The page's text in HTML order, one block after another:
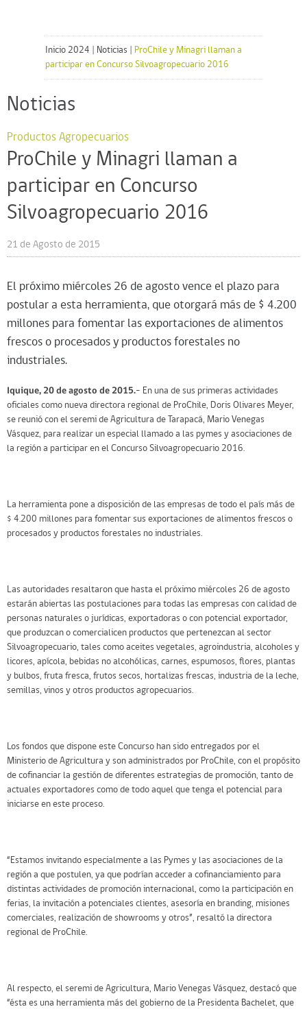
Inicio 2024 Noticias
ProChile y Minagri llaman a
participar en Concurso Silvoagropecuario 2016
Noticias
Productos Agropecuarios
ProChile y Minagri llaman a
participar en Concurso
Silvoagropecuario 2016
21 de Agosto de 2015
El próximo miércoles 26 de agosto vence el plazo para
postular a esta herramienta, que otorgará más de $ 4.200
millones para fomentar las exportaciones de alimentos
frescos o procesados y productos forestales no
industriales.
Iquique, 20 de agosto de 2015.– En una de sus primeras actividades
oficiales como nueva directora regional de ProChile, Doris Olivares Meyer,
se reunió con el seremi de Agricultura de Tarapacá, Mario Venegas
Vásquez, para realizar un especial llamado a las pymes y asociaciones de
la región a participar en el Concurso Silvoagropecuario 2016.
La herramienta pone a disposición de las empresas de todo el país más de
$ 4.200 millones para fomentar sus exportaciones de alimentos frescos o
procesados y productos forestales no industriales.
Las autoridades resaltaron que hasta el próximo miércoles 26 de agosto
estarán abiertas las postulaciones para todas las empresas con calidad de
personas naturales o jurídicas, exportadoras o con potencial exportador,
que produzcan o comercialicen productos que pertenezcan al sector
Silvoagropecuario, tales como aceites vegetales, agroindustria, alcoholes y
licores, apícola, bebidas no alcohólicas, carnes, espumosos, flores, plantas
y bulbos, fruta fresca, frutos secos, hortalizas frescas, industria de la leche,
semillas, vinos y otros productos agropecuarios.
Los fondos que dispone este Concurso han sido entregados por el
Ministerio de Agricultura y son administrados por ProChile, con el propósito
de cofinanciar la gestión de diferentes estrategias de promoción, tanto de
actuales exportadores como de todo aquel que tenga el potencial para
iniciarse en este proceso.
“Estamos invitando especialmente a las Pymes y las asociaciones de la
región a que postulen, ya que podrían acceder a cofinanciamiento para
distintas actividades de promoción internacional, como la participación en
ferias, la invitación a potenciales clientes, asesoría en branding, misiones
comerciales, realización de showrooms y otros”, resaltó la directora
regional de ProChile.
Al respecto, el seremi de Agricultura, Mario Venegas Vásquez, destacó que
“ésta es una herramienta más del gobierno de la Presidenta Bachelet, que